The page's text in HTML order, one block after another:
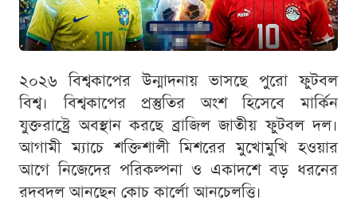
২০২৬ বিশ্বকাপের উন্মাদনায় ভাসছে পুরো ফুটবল
বিশ্ব। বিশ্বকাপের প্রস্তুতির অংশ হিসেবে মার্কিন
যুক্তরাষ্ট্রে অবস্থান করছে ব্রাজিল জাতীয় ফুটবল দল।
আগামী ম্যাচে শক্তিশালী মিশরের মুখোমুখি হওয়ার
আগে নিজেদের পরিকল্পনা ও একাদশে বড় ধরনের
রদবদল আনছেন কোচ কার্লো আনচেলত্তি।